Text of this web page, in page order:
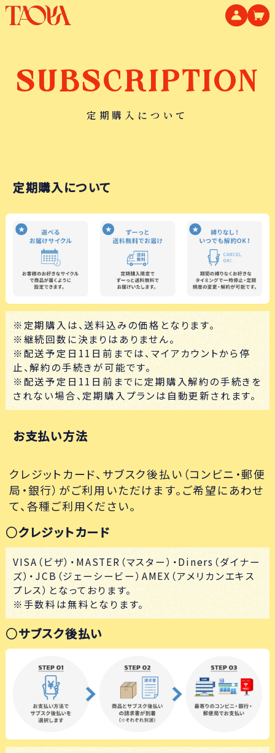
SUBSCRIPTION
定期購入について
※定期購入は、送料込みの価格となります。
※継続回数に決まりはありません。
※配送予定日11日前までは、マイアカウントから停
止、解約の手続きが可能です。
※配送予定日11日前までに定期購入解約の手続きを
されない場合、定期購入プランは自動更新されます。
お支払い方法
クレジットカード、サブスク後払い（コンビニ・郵便
局・銀行）がご利用いただけます。ご希望にあわせ
て、各種ご利用ください。
○クレジットカード
VISA（ビザ）・MASTER（マスター）・Diners（ダイナー
ズ）・JCB（ジェーシービー）AMEX（アメリカンエキス
プレス）となっております。
※手数料は無料となります。
○サブスク後払い